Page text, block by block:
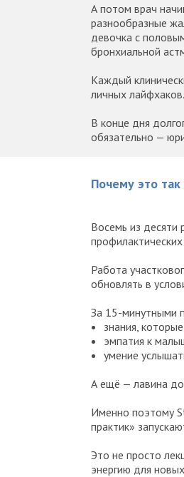
А потом врач
разнообразные
девочка с
бронхиальной
Каждый
личных лайфхаков.
В конце дня
обязательно —
Почему это
Восемь из десяти
Работа
обновлять в
За 15-минутными
знания,
эмпатия к
умение
А ещё — лавина
Именно поэтому
практик»
Это не просто
энергию для